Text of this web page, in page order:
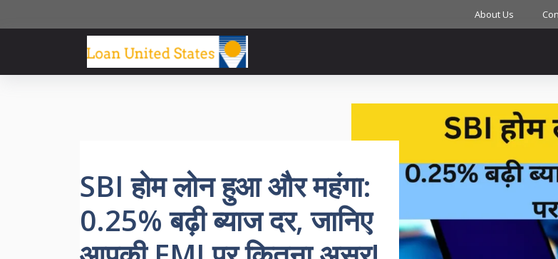
to
About Us
SBI होम लोन हुआ और महंगा:
0.25% बढ़ी ब्याज दर, जानिए